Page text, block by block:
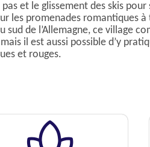
et le glissement des skis
les promenades romantiques
de l’Allemagne, ce village
il est aussi possible d’y
et rouges.